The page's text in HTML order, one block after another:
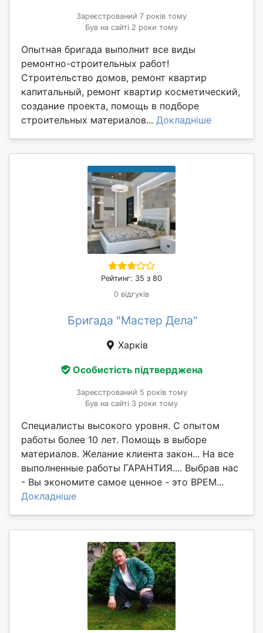
Зареєстрований 7 років тому
Був на сайті 2 роки тому
Опытная бригада выполнит все виды
ремонтно-строительных работ!
Строительство домов, ремонт квартир
капитальный, ремонт квартир косметический,
создание проекта, помощь в подборе
строительных материалов... Докладніше
Рейтинг: 35 з 80
0 відгуків
Бригада "Мастер Дела"
Харків
Особистість підтверджена
Зареєстрований 5 років тому
Був на сайті 3 роки тому
Специалисты высокого уровня. С опытом
работы более 10 лет. Помощь в выборе
материалов. Желание клиента закон... На все
выполненные работы ГАРАНТИЯ.... Выбрав нас
- Вы экономите самое ценное - это ВРЕМ...
Докладніше